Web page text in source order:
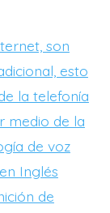
son
esto
la telefonía
medio de la
de voz
Inglés
de